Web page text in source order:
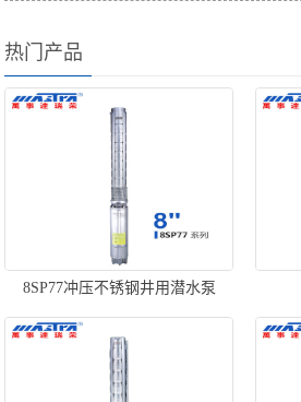
热门产品
8SP77冲压不锈钢井用潜水泵